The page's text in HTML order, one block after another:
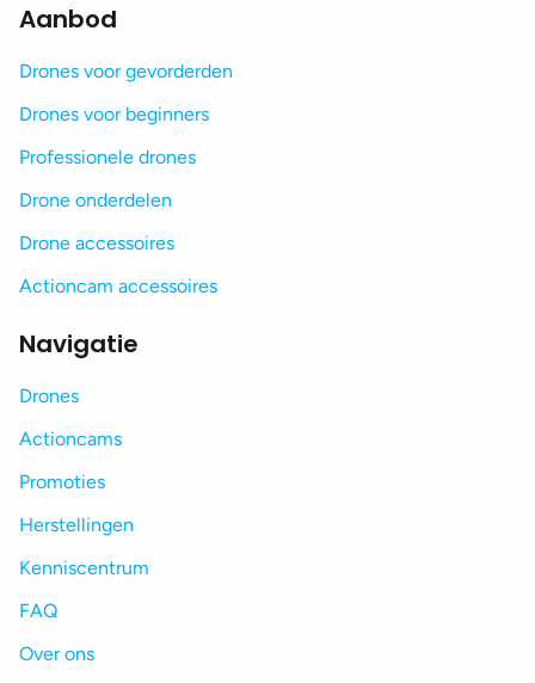
Aanbod
Drones voor gevorderden
Drones voor beginners
Professionele drones
Drone onderdelen
Drone accessoires
Actioncam accessoires
Navigatie
Drones
Actioncams
Promoties
Herstellingen
Kenniscentrum
FAQ
Over ons